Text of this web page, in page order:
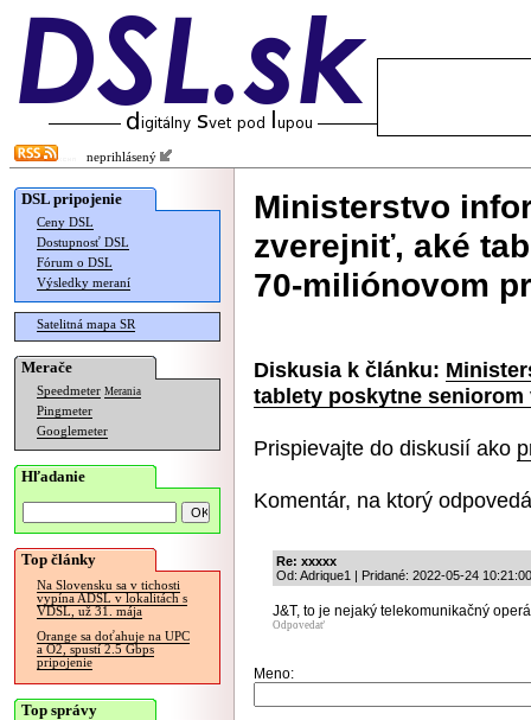
neprihlásený
DSL pripojenie
Ceny DSL
Dostupnosť DSL
Fórum o DSL
Výsledky meraní
Satelitná mapa SR
Merače
Speedmeter Merania
Pingmeter
Googlemeter
Hľadanie
Top články
Na Slovensku sa v tichosti
vypína ADSL v lokalitách s
VDSL, už 31. mája
Orange sa doťahuje na UPC
a O2, spustí 2.5 Gbps
pripojenie
Top správy
Ministerstvo
zverejniť, aké
70-miliónovom
Diskusia k článku:
tablety poskytne
Prispievajte do diskusií ako
Komentár, na ktorý
Re: xxxxx
Od: Adrique1 | Pridané: 2022-05-24 10:21:00
J&T, to je nejaký telekomunikačný
Odpovedať
Meno: